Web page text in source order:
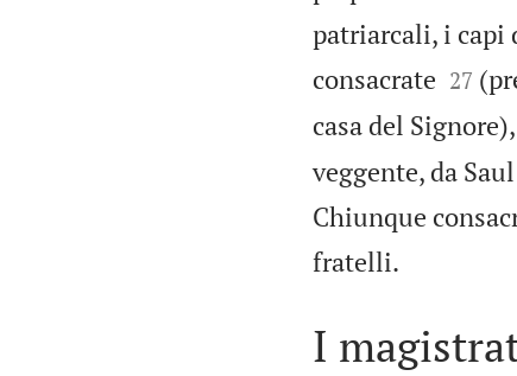
patriarcali, i capi
consacrate
27
casa del Signore),
veggente, da
Chiunque
fratelli.
I